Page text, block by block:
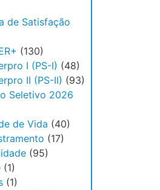
de Satisfação
(130)
I (PS-I) (48)
II (PS-II) (93)
Seletivo 2026
de Vida (40)
(17)
(95)
(1)
(1)